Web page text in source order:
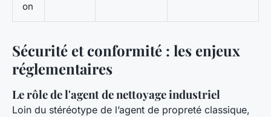
on
Sécurité et conformité : les enjeux
réglementaires
Le rôle de l'agent de nettoyage industriel
Loin du stéréotype de l’agent de propreté classique,